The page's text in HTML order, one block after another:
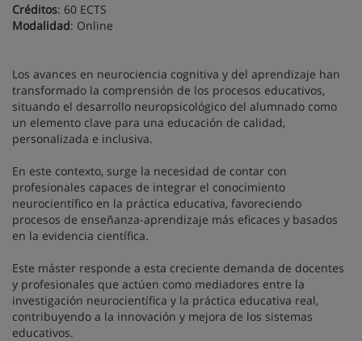
Créditos: 60 ECTS
Modalidad: Online
Los avances en neurociencia cognitiva y del aprendizaje han
transformado la comprensión de los procesos educativos,
situando el desarrollo neuropsicológico del alumnado como
un elemento clave para una educación de calidad,
personalizada e inclusiva.
En este contexto, surge la necesidad de contar con
profesionales capaces de integrar el conocimiento
neurocientífico en la práctica educativa, favoreciendo
procesos de enseñanza-aprendizaje más eficaces y basados
en la evidencia científica.
Este máster responde a esta creciente demanda de docentes
y profesionales que actúen como mediadores entre la
investigación neurocientífica y la práctica educativa real,
contribuyendo a la innovación y mejora de los sistemas
educativos.